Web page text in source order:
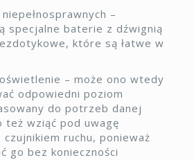
–
specjalne baterie z dźwignią
które są łatwe w
– może ono wtedy
odpowiedni poziom
do potrzeb danej
też wziąć pod uwagę
ruchu, ponieważ
go bez konieczności